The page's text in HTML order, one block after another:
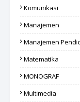
Komunikasi
Manajemen
Manajemen
Matematika
MONOGRAF
Multimedia